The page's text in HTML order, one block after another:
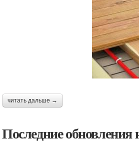
читать дальше →
Последние обновления